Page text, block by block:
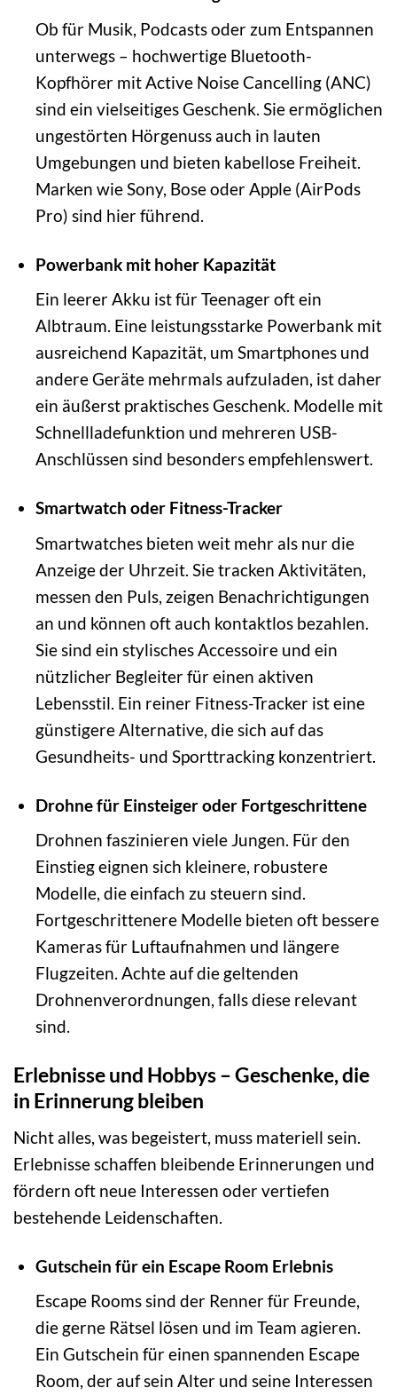
Ob für Musik, Podcasts oder zum Entspannen
unterwegs – hochwertige Bluetooth-
Kopfhörer mit Active Noise Cancelling (ANC)
sind ein vielseitiges Geschenk. Sie ermöglichen
ungestörten Hörgenuss auch in lauten
Umgebungen und bieten kabellose Freiheit.
Marken wie Sony, Bose oder Apple (AirPods
Pro) sind hier führend.
Powerbank mit hoher Kapazität
Ein leerer Akku ist für Teenager oft ein
Albtraum. Eine leistungsstarke Powerbank mit
ausreichend Kapazität, um Smartphones und
andere Geräte mehrmals aufzuladen, ist daher
ein äußerst praktisches Geschenk. Modelle mit
Schnellladefunktion und mehreren USB-
Anschlüssen sind besonders empfehlenswert.
Smartwatch oder Fitness-Tracker
Smartwatches bieten weit mehr als nur die
Anzeige der Uhrzeit. Sie tracken Aktivitäten,
messen den Puls, zeigen Benachrichtigungen
an und können oft auch kontaktlos bezahlen.
Sie sind ein stylisches Accessoire und ein
nützlicher Begleiter für einen aktiven
Lebensstil. Ein reiner Fitness-Tracker ist eine
günstigere Alternative, die sich auf das
Gesundheits- und Sporttracking konzentriert.
Drohne für Einsteiger oder Fortgeschrittene
Drohnen faszinieren viele Jungen. Für den
Einstieg eignen sich kleinere, robustere
Modelle, die einfach zu steuern sind.
Fortgeschrittenere Modelle bieten oft bessere
Kameras für Luftaufnahmen und längere
Flugzeiten. Achte auf die geltenden
Drohnenverordnungen, falls diese relevant
sind.
Erlebnisse und Hobbys – Geschenke, die
in Erinnerung bleiben
Nicht alles, was begeistert, muss materiell sein.
Erlebnisse schaffen bleibende Erinnerungen und
fördern oft neue Interessen oder vertiefen
bestehende Leidenschaften.
Gutschein für ein Escape Room Erlebnis
Escape Rooms sind der Renner für Freunde,
die gerne Rätsel lösen und im Team agieren.
Ein Gutschein für einen spannenden Escape
Room, der auf sein Alter und seine Interessen